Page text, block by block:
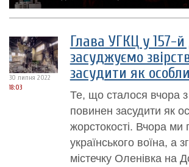
30 липня 2022
18:03
Глава УГКЦ у 157-
засуджуємо
засудити як
Те, що сталося вчора з
повинен засудити як
жорстокості. Вчора
українського воїна,
містечку Оленівка на